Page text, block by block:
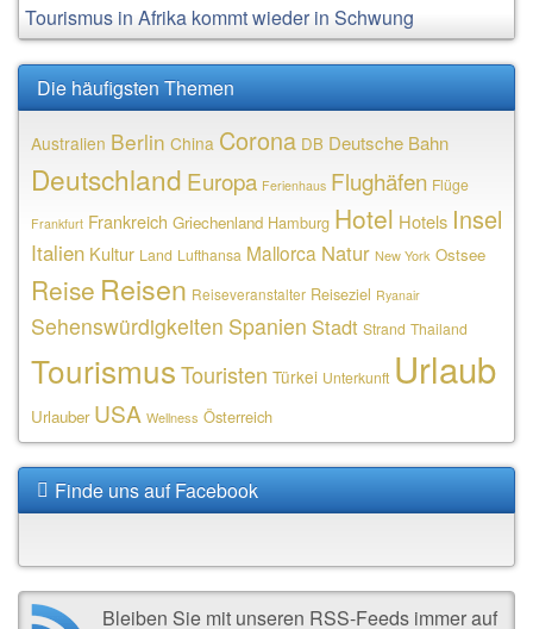
Tourismus in Afrika kommt wieder in Schwung
Die häufigsten Themen
Australien Berlin China Corona DB Deutsche Bahn
Deutschland Europa Ferienhaus Flughäfen Flüge
Frankfurt Frankreich Griechenland Hamburg Hotel Hotels Insel
Italien Kultur Land Lufthansa Mallorca Natur New York Ostsee
Reise Reisen Reiseveranstalter Reiseziel Ryanair
Sehenswürdigkeiten Spanien Stadt Strand Thailand
TourismusTouristen Türkei Unterkunft Urlaub
Urlauber USA Wellness Österreich
Finde uns auf Facebook
Bleiben Sie mit unseren RSS-Feeds immer auf